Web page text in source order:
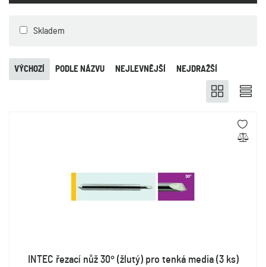
Skladem
NEJLEVNĚJŠÍ NEJDRAŽŠÍ
PODLE NÁZVU
VÝCHOZÍ
INTEC řezací nůž 30° (žlutý) pro tenká media (3 ks)